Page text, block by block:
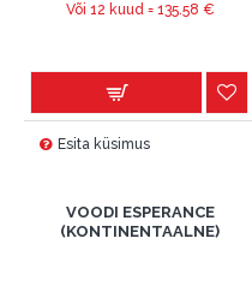
Või 12 kuud = 135.58 €
Esita küsimus
VOODI ESPERANCE
(KONTINENTAALNE)